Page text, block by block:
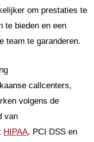
om prestaties te
te bieden en een
team te garanderen.
callcenters,
volgens de
van
HIPAA, PCI DSS en